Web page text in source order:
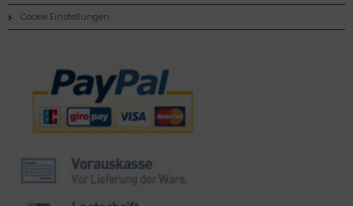
Cookie Einstellungen
Zahlungsmethoden